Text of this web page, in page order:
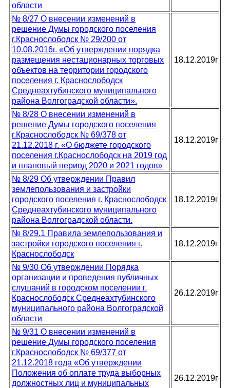
области
№ 8/27 О внесении изменений в
решение Думы городского поселения
г.Краснослободск № 29/200 от
10.08.2016г. «Об утверждении порядка
размещения нестационарных торговых
объектов на территории городского
поселения г. Краснослободск
Среднеахтубинского муниципального
района Волгоградской области».
18.12.2019г
№ 8/28 О внесении изменений в
решение Думы городского поселения
г.Краснослободск № 69/378 от
21.12.2018 г. «О бюджете городского
поселения г.Краснослободск на 2019 год
и плановый период 2020 и 2021 годов»
18.12.2019г
№ 8/29 Об утверждении Правил
землепользования и застройки
городского поселения г. Краснослободск
Среднеахтубинского муниципального
района Волгоградской области.
18.12.2019г
№ 8/29.1 Правила землепользования и
застройки городского поселения г.
Краснослободск
18.12.2019г
№ 9/30 Об утверждении Порядка
организации и проведения публичных
слушаний в городском поселении г.
Краснослободск Среднеахтубинского
муниципального района Волгоградской
области
26.12.2019г
№ 9/31 О внесении изменений в
решение Думы городского поселения
г.Краснослободск № 69/377 от
21.12.2018 года «Об утверждении
Положения об оплате труда выборных
должностных лиц и муниципальных
26.12.2019г